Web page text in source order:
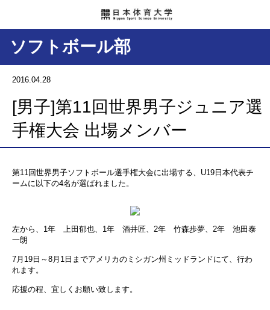
ソフトボール部
2016.04.28
[男子]第11回世界男子ジュニア選
手権大会 出場メンバー
第11回世界男子ソフトボール選手権大会に出場する、U19日本代表チ
ームに以下の4名が選ばれました。
左から、1年 上田郁也、1年 酒井匠、2年 竹森歩夢、2年 池田泰
一朗
7月19日～8月1日までアメリカのミシガン州ミッドランドにて、行わ
れます。
応援の程、宜しくお願い致します。